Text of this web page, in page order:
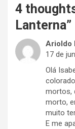
4
Lanterna”
Arioldo
17 de
Olá
mortos,
morto,
muito
E me